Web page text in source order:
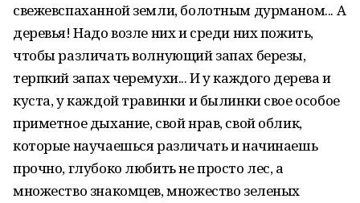
свежевспаханной земли, болотным дурманом... А
деревья! Надо возле них и среди них пожить,
чтобы различать волнующий запах березы,
терпкий запах черемухи... И у каждого дерева и
куста, у каждой травинки и былинки свое особое
приметное дыхание, свой нрав, свой облик,
которые научаешься различать и начинаешь
прочно, глубоко любить не просто лес, а
множество знакомцев, множество зеленых